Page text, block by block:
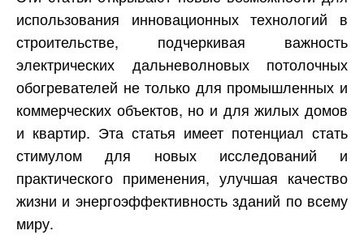
использования инновационных технологий в
строительстве, подчеркивая важность
электрических дальневолновых потолочных
обогревателей не только для промышленных и
коммерческих объектов, но и для жилых домов
и квартир. Эта статья имеет потенциал стать
стимулом для новых исследований и
практического применения, улучшая качество
жизни и энергоэффективность зданий по всему
миру.